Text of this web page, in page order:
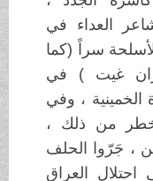
العداء في
سراً (كما
غيت ) في
، وفي
من ذلك ،
، جَرّوا الحلف
العراق